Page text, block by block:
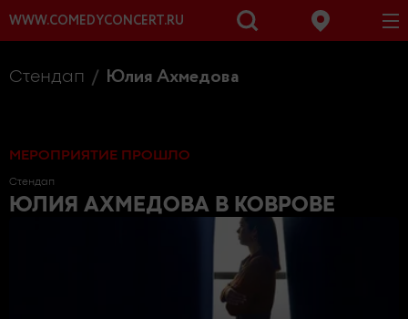
WWW.COMEDYCONCERT.RU
Стендап Юлия Ахмедова
МЕРОПРИЯТИЕ ПРОШЛО
Стендап
ЮЛИЯ АХМЕДОВА В КОВРОВЕ